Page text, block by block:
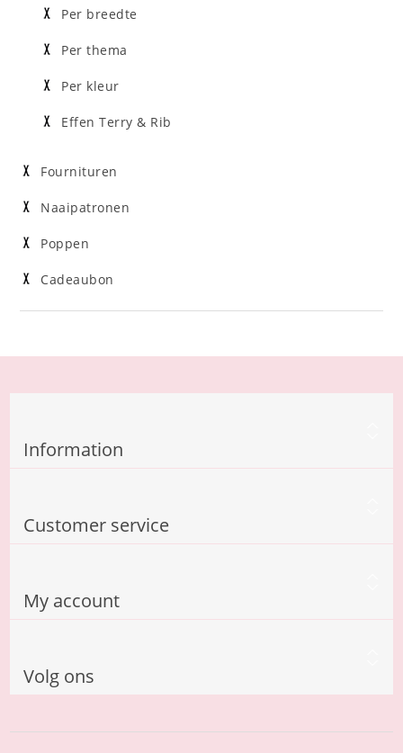
Per breedte
Per thema
Per kleur
Effen Terry & Rib
Fournituren
Naaipatronen
Poppen
Cadeaubon
Information
Customer service
My account
Volg ons